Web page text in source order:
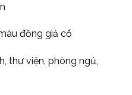
đồng giả cổ
thư viện, phòng ngủ,